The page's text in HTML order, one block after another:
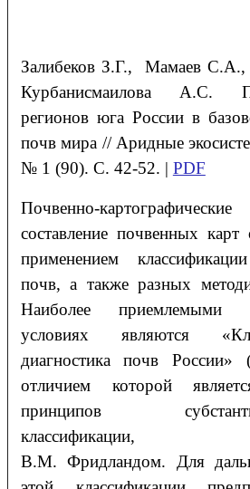
Залибеков З.Г., МамаевС.А.,
КурбанисмаиловаА.С.
регионов юга России в
почв мира // Аридные
№ 1 (90). С. 42-52. | PDF
Почвенно-
составление почвенных карт
применением
почв, а также разных
Наиболее приемлемыми
условиях являются
диагностика почв России»
отличием которой
принципов
классификации,
В.М. Фридландом. Для